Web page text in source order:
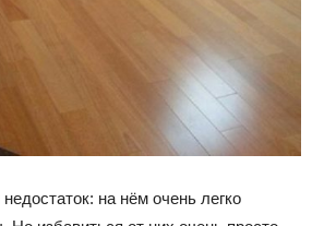
на нём очень легко